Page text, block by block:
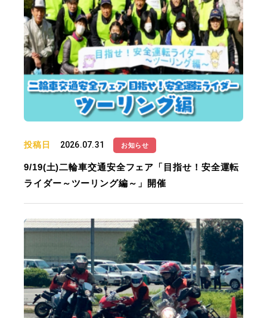
投稿日 2026.07.31 お知らせ
9/19(土)二輪車交通安全フェア「目指せ！安全運転
ライダー～ツーリング編～」開催